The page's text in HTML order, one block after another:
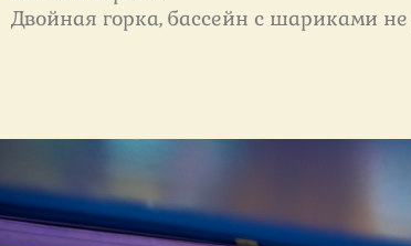
Двойная горка, бассейн с шариками